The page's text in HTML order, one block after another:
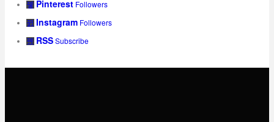
Pinterest Followers
Instagram Followers
RSSSubscribe